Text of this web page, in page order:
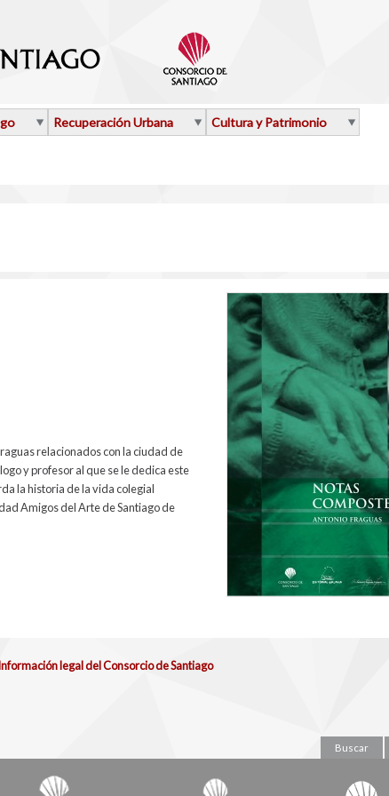
Recuperación Urbana
Cultura y Patrimonio
relacionados con la ciudad de
y profesor al que se le dedica este
la historia de la vida colegial
Amigos del Arte de Santiago de
Información legal del Consorcio de Santiago
Buscar